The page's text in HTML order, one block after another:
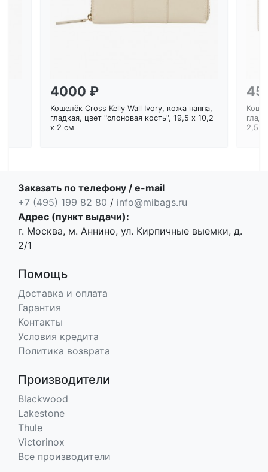
4000 ₽
Кошелёк Cross Kelly Wall Ivory, кожа наппа,
гладкая, цвет "слоновая кость", 19,5 x 10,2
x 2 см
2,5
Заказать по телефону / e-mail
+7 (495) 199 82 80 / info@mibags.ru
Адрес (пункт выдачи):
г. Москва, м. Аннино, ул. Кирпичные выемки, д.
2/1
Помощь
Доставка и оплата
Гарантия
Контакты
Условия кредита
Политика возврата
Производители
Blackwood
Lakestone
Thule
Victorinox
Все производители